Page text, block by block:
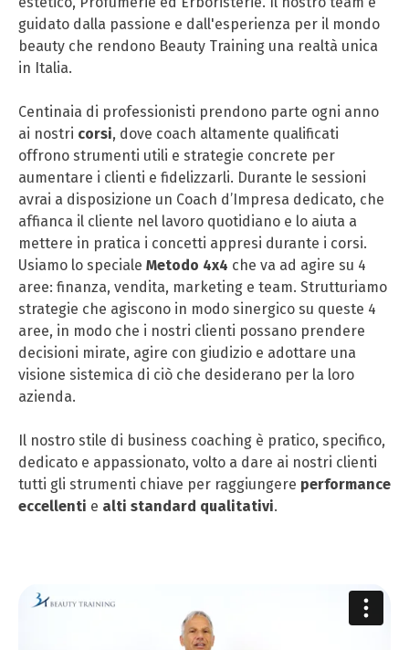
guidato dalla passione e dall'esperienza per il mondo
beauty che rendono Beauty Training una realtà unica
in Italia.
Centinaia di professionisti prendono parte ogni anno
ai nostri corsi, dove coach altamente qualificati
offrono strumenti utili e strategie concrete per
aumentare i clienti e fidelizzarli. Durante le sessioni
avrai a disposizione un Coach d’Impresa dedicato, che
affianca il cliente nel lavoro quotidiano e lo aiuta a
mettere in pratica i concetti appresi durante i corsi.
Usiamo lo speciale Metodo 4x4 che va ad agire su 4
aree: finanza, vendita, marketing e team. Strutturiamo
strategie che agiscono in modo sinergico su queste 4
aree, in modo che i nostri clienti possano prendere
decisioni mirate, agire con giudizio e adottare una
visione sistemica di ciò che desiderano per la loro
azienda.
Il nostro stile di business coaching è pratico, specifico,
dedicato e appassionato, volto a dare ai nostri clienti
tutti gli strumenti chiave per raggiungere performance
eccellenti e alti standard qualitativi.